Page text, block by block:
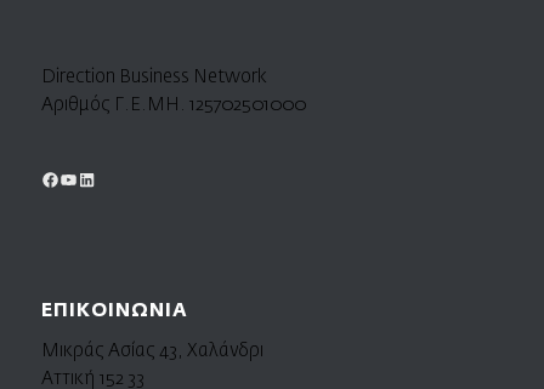
Direction Business Network
Αριθμός Γ.Ε.ΜΗ. 125702501000
ΕΠΙΚΟΙΝΩΝΙΑ
Μικράς Ασίας 43, Χαλάνδρι
Αττική 152 33